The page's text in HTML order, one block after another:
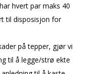
hvert par maks 40
til disposisjon for
på tepper, gjør vi
til å legge/strø ekte